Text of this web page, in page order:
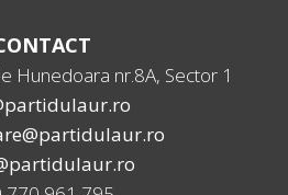
Hunedoara nr.8A, Sector 1